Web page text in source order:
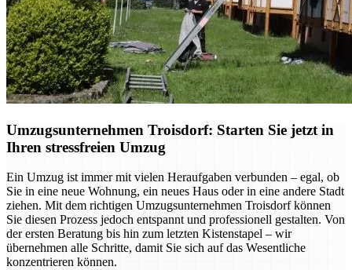
Umzugsunternehmen Troisdorf: Starten Sie jetzt in
Ihren stressfreien Umzug
Ein Umzug ist immer mit vielen Heraufgaben verbunden – egal, ob
Sie in eine neue Wohnung, ein neues Haus oder in eine andere Stadt
ziehen. Mit dem richtigen Umzugsunternehmen Troisdorf können
Sie diesen Prozess jedoch entspannt und professionell gestalten. Von
der ersten Beratung bis hin zum letzten Kistenstapel – wir
übernehmen alle Schritte, damit Sie sich auf das Wesentliche
konzentrieren können.